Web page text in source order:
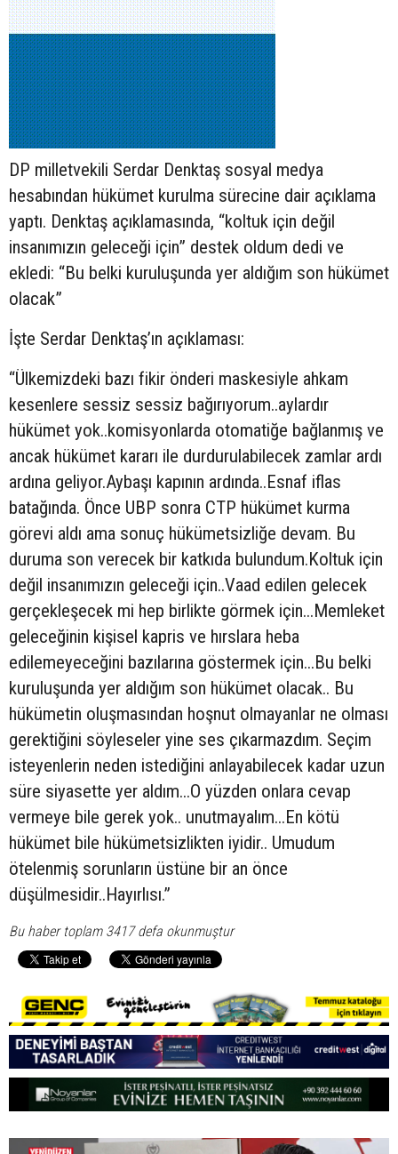
DP milletvekili Serdar Denktaş sosyal medya
hesabından hükümet kurulma sürecine dair açıklama
yaptı. Denktaş açıklamasında, “koltuk için değil
insanımızın geleceği için” destek oldum dedi ve
ekledi: “Bu belki kuruluşunda yer aldığım son hükümet
olacak”
İşte Serdar Denktaş’ın açıklaması:
“Ülkemizdeki bazı fikir önderi maskesiyle ahkam
kesenlere sessiz sessiz bağırıyorum..aylardır
hükümet yok..komisyonlarda otomatiğe bağlanmış ve
ancak hükümet kararı ile durdurulabilecek zamlar ardı
ardına geliyor.Aybaşı kapının ardında..Esnaf iflas
batağında. Önce UBP sonra CTP hükümet kurma
görevi aldı ama sonuç hükümetsizliğe devam. Bu
duruma son verecek bir katkıda bulundum.Koltuk için
değil insanımızın geleceği için..Vaad edilen gelecek
gerçekleşecek mi hep birlikte görmek için...Memleket
geleceğinin kişisel kapris ve hırslara heba
edilemeyeceğini bazılarına göstermek için...Bu belki
kuruluşunda yer aldığım son hükümet olacak.. Bu
hükümetin oluşmasından hoşnut olmayanlar ne olması
gerektiğini söyleseler yine ses çıkarmazdım. Seçim
isteyenlerin neden istediğini anlayabilecek kadar uzun
süre siyasette yer aldım...O yüzden onlara cevap
vermeye bile gerek yok.. unutmayalım...En kötü
hükümet bile hükümetsizlikten iyidir.. Umudum
ötelenmiş sorunların üstüne bir an önce
düşülmesidir..Hayırlısı.”
Bu haber toplam 3417 defa okunmuştur